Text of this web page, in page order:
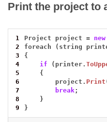
Print the project to
1 Project project = new
2
foreach (string
3
{
4
if (printer.
5
{
6
project. Print
7
break;
8
}
9
}